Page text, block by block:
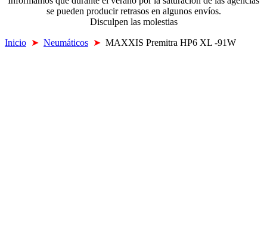
se pueden producir retrasos en algunos envíos.
Disculpen las molestias
Inicio ➤ Neumáticos ➤ MAXXIS Premitra HP6 XL -91W